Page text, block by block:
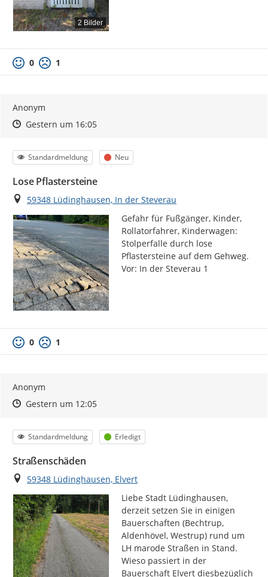
2 Bilder
0 1
Anonym
Zeitpunkt des Erstellens
Zeitpunkt des Erstellens
Gestern um 16:05Zur Äußerung
Kategorie
Standardmeldung Status
Neu
Lose Pflastersteine
Ort
59348 Lüdinghausen, In der Steverau
Gefahr für Fußgänger, Kinder,
Rollatorfahrer, Kinderwagen:
Stolperfalle durch lose
Pflastersteine auf dem Gehweg.
Vor: In der Steverau 1
0 1
Anonym
Zeitpunkt des Erstellens
Zeitpunkt des Erstellens
Gestern um 12:05Zur Äußerung
Kategorie
Standardmeldung Status
Erledigt
Straßenschäden
Ort
59348 Lüdinghausen, Elvert
Liebe Stadt Lüdinghausen,
derzeit setzen Sie in einigen
Bauerschaften (Bechtrup,
Aldenhövel, Westrup) rund um
LH marode Straßen in Stand.
Wieso passiert in der
Bauerschaft Elvert diesbezüglich